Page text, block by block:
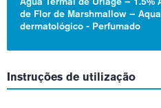
de Flor de Marshmallow –
dermatológico - Perfumado
Instruções de utilização